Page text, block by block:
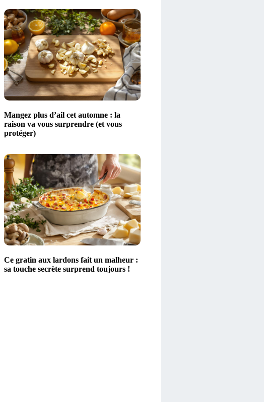
Mangez plus d’ail cet automne : la
raison va vous surprendre (et vous
protéger)
Ce gratin aux lardons fait un malheur :
sa touche secrète surprend toujours !